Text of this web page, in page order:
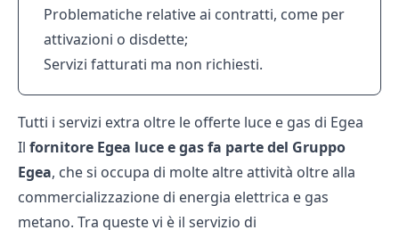
Problematiche relative ai contratti, come per
attivazioni o disdette;
Servizi fatturati ma non richiesti.
Tutti i servizi extra oltre le offerte luce e gas di Egea
Il fornitore Egea luce e gas fa parte del Gruppo
Egea, che si occupa di molte altre attività oltre alla
commercializzazione di energia elettrica e gas
metano. Tra queste vi è il servizio di